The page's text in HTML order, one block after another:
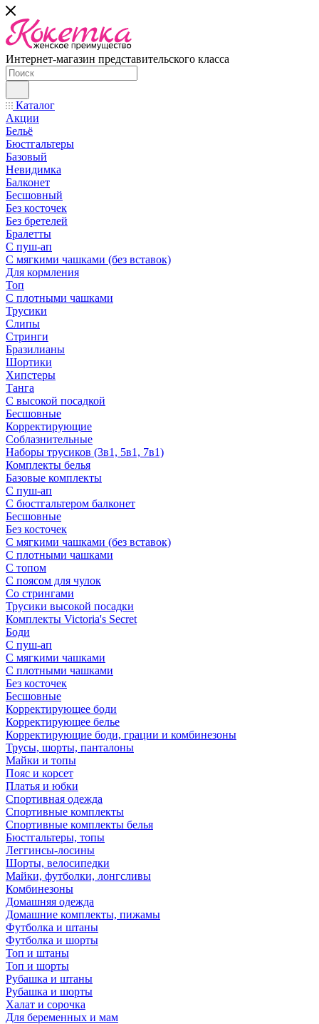
Интернет-магазин представительского класса
Каталог
Акции
Бельё
Бюстгальтеры
Базовый
Невидимка
Балконет
Бесшовный
Без косточек
Без бретелей
Бралетты
С пуш-ап
С мягкими чашками (без вставок)
Для кормления
Топ
С плотными чашками
Трусики
Слипы
Стринги
Бразилианы
Шортики
Хипстеры
Танга
С высокой посадкой
Бесшовные
Корректирующие
Соблазнительные
Наборы трусиков (3в1, 5в1, 7в1)
Комплекты белья
Базовые комплекты
С пуш-ап
С бюстгальтером балконет
Бесшовные
Без косточек
С мягкими чашками (без вставок)
С плотными чашками
С топом
С поясом для чулок
Со стрингами
Трусики высокой посадки
Комплекты Victoria's Secret
Боди
С пуш-ап
С мягкими чашками
С плотными чашками
Без косточек
Бесшовные
Корректирующее боди
Корректирующее белье
Корректирующие боди, грации и комбинезоны
Трусы, шорты, панталоны
Майки и топы
Пояс и корсет
Платья и юбки
Спортивная одежда
Спортивные комплекты
Спортивные комплекты белья
Бюстгальтеры, топы
Леггинсы-лосины
Шорты, велосипедки
Майки, футболки, лонгсливы
Комбинезоны
Домашняя одежда
Домашние комплекты, пижамы
Футболка и штаны
Футболка и шорты
Топ и штаны
Топ и шорты
Рубашка и штаны
Рубашка и шорты
Халат и сорочка
Для беременных и мам